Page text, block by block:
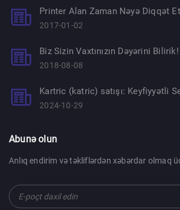
Printer Alan Zaman Nəyə Diqqət
2017-01-02
Biz Sizin Vaxtınızın Dəyərini Bilirik!
2018-08-08
Kartric (katric) satışı: Keyfiyyətli
2024-10-29
Abunə olun
Anlıq endirim və təkliflərdən xəbərdar olmaq